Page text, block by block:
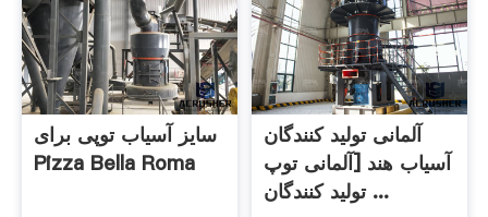
سایز آسیاب توپی برای
Pizza Bella Roma
آلمانی تولید کنندگان
آسیاب هند [آلمانی توپ
تولید کنندگان ...